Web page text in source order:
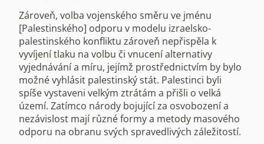
Zároveň, volba vojenského směru ve jménu
[Palestinského] odporu v modelu izraelsko-
palestinského konfliktu zároveň nepřispěla k
vyvíjení tlaku na volbu či vnucení alternativy
vyjednávání a míru, jejímž prostřednictvím by bylo
možné vyhlásit palestinský stát. Palestinci byli
spíše vystaveni velkým ztrátám a přišli o velká
území. Zatímco národy bojující za osvobození a
nezávislost mají různé formy a metody masového
odporu na obranu svých spravedlivých záležitostí.